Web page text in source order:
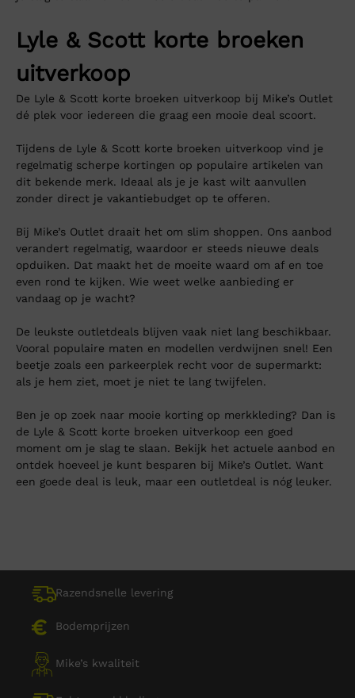
Lyle & Scott korte broeken
uitverkoop
De Lyle & Scott korte broeken uitverkoop bij Mike’s Outlet
dé plek voor iedereen die graag een mooie deal scoort.
Tijdens de Lyle & Scott korte broeken uitverkoop vind je
regelmatig scherpe kortingen op populaire artikelen van
dit bekende merk. Ideaal als je je kast wilt aanvullen
zonder direct je vakantiebudget op te offeren.
Bij Mike’s Outlet draait het om slim shoppen. Ons aanbod
verandert regelmatig, waardoor er steeds nieuwe deals
opduiken. Dat maakt het de moeite waard om af en toe
even rond te kijken. Wie weet welke aanbieding er
vandaag op je wacht?
De leukste outletdeals blijven vaak niet lang beschikbaar.
Vooral populaire maten en modellen verdwijnen snel! Een
beetje zoals een parkeerplek recht voor de supermarkt:
als je hem ziet, moet je niet te lang twijfelen.
Ben je op zoek naar mooie korting op merkkleding? Dan is
de Lyle & Scott korte broeken uitverkoop een goed
moment om je slag te slaan. Bekijk het actuele aanbod en
ontdek hoeveel je kunt besparen bij Mike’s Outlet. Want
een goede deal is leuk, maar een outletdeal is nóg leuker.
Razendsnelle levering
Bodemprijzen
Mike’s kwaliteit